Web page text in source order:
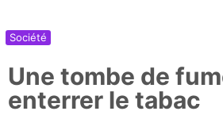
Société
Une tombe de
enterrer le tabac